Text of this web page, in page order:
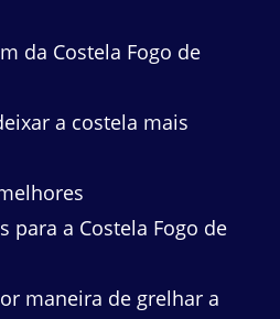
da Costela Fogo de
a costela mais
para a Costela Fogo de
maneira de grelhar a